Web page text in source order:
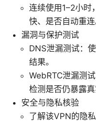
连续使用1–2小时
快、是否自动重连
漏洞与保护测试
DNS泄漏测试：
结果。
WebRTC泄漏测
检测是否仍暴露真
安全与隐私核验
了解该VPN的隐